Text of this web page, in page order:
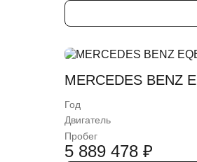
MERCEDES BENZ
Год
Двигатель
Пробег
5 889 478 ₽